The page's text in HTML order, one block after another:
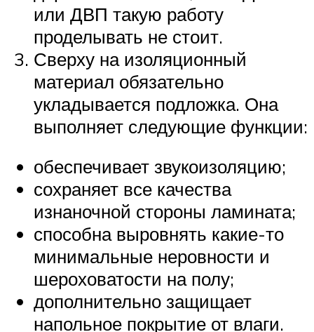
или ДВП такую работу
проделывать не стоит.
Сверху на изоляционный
материал обязательно
укладывается подложка. Она
выполняет следующие функции:
обеспечивает звукоизоляцию;
сохраняет все качества
изнаночной стороны ламината;
способна выровнять какие-то
минимальные неровности и
шероховатости на полу;
дополнительно защищает
напольное покрытие от влаги.